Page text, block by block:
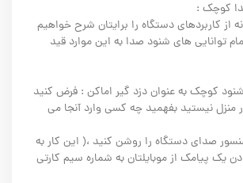
کوچک :
کاربردهای دستگاه را برایتان شرح خواهیم
توانایی های شنود صدا به این موارد قید
شنود کوچک به عنوان دزد گیر اماکن : فرض کنيد
نيستيد بفهميد چه کسی وارد آنجا می
صدای دستگاه را روشن کنید ،( این کار به
یک پیامک از موبایلتان به شماره سیم کارتی